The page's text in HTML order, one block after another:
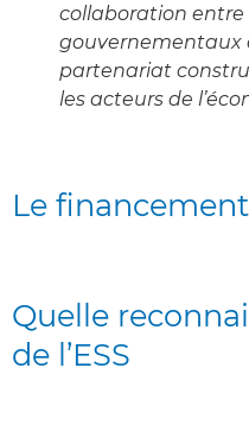
collaboration
gouvernementaux
partenariat
les acteurs de
Le financement
Quelle
de l’ESS